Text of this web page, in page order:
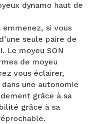
dynamo haut de
si vous
seule paire de
Le moyeu SON
de moyeu
vous éclairer,
une autonomie
grâce à sa
grâce à sa